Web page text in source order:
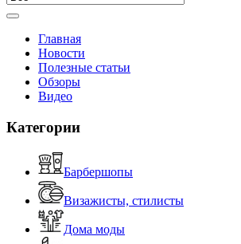
Главная
Новости
Полезные статьи
Обзоры
Видео
Категории
Барбершопы
Визажисты, стилисты
Дома моды